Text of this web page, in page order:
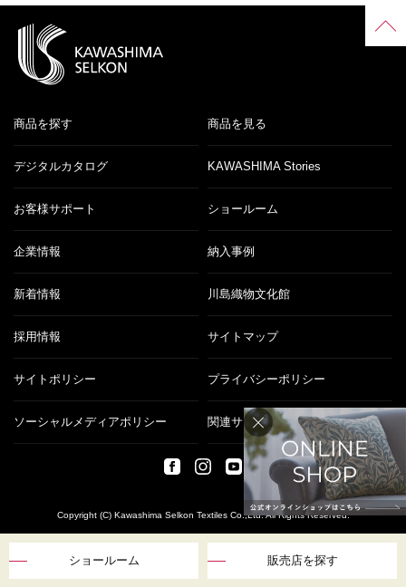
ショールーム 販売店を探す
商品を探す 商品を見る
デジタルカタログ KAWASHIMA Stories
お客様サポート ショールーム
企業情報 納入事例
新着情報 川島織物文化館
採用情報 サイトマップ
サイトポリシー プライバシーポリシー
ソーシャルメディアポリシー 関連サイト
Copyright (C) Kawashima Selkon Textiles Co.,Ltd. All Rights Reserved.